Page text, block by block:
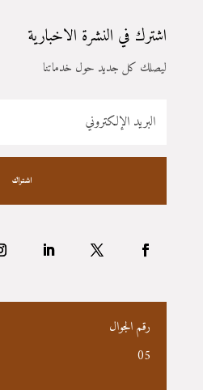
اشترك في النشرة الاخبارية
ليصلك كل جديد حول خدماتنا
اشتراك
رقم الجوال
05